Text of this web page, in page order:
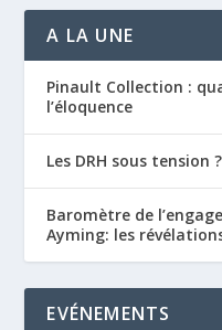
A LA UNE
Pinault Collection :
l’éloquence
Les DRH sous tension
Baromètre de
Ayming: les
EVÉNEMENTS